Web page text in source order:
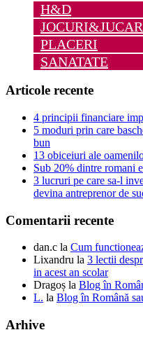
H&D
PLACERI
SANATATE
Articole recente
4 principii financiare
5 moduri prin care
bun
13 obiceiuri ale
Sub 20% dintre romani
3 lucruri pe care sa-l
devina antreprenor de
Comentarii recente
dan.c la Cum
Lixandru la 3 lectii
in acest an scolar
Dragoș la Blog în
L. la Blog în Română
Arhive